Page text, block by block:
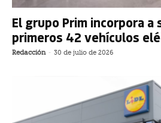
El grupo Prim incorpora
primeros 42 vehículos
Redacción - 30 de julio de 2026